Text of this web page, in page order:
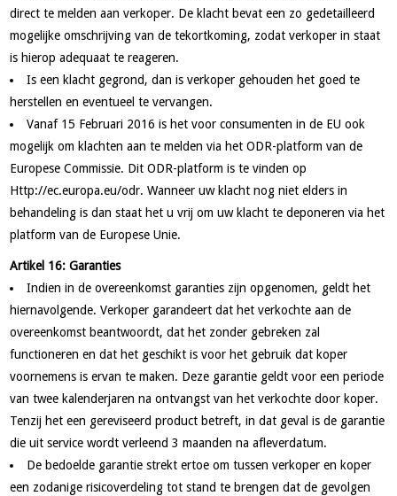
direct te melden aan verkoper. De klacht bevat een zo gedetailleerd
mogelijke omschrijving van de tekortkoming, zodat verkoper in staat
is hierop adequaat te reageren.
Is een klacht gegrond, dan is verkoper gehouden het goed te
herstellen en eventueel te vervangen.
Vanaf 15 Februari 2016 is het voor consumenten in de EU ook
mogelijk om klachten aan te melden via het ODR-platform van de
Europese Commissie. Dit ODR-platform is te vinden op
Http://ec.europa.eu/odr. Wanneer uw klacht nog niet elders in
behandeling is dan staat het u vrij om uw klacht te deponeren via het
platform van de Europese Unie.
Artikel 16: Garanties
Indien in de overeenkomst garanties zijn opgenomen, geldt het
hiernavolgende. Verkoper garandeert dat het verkochte aan de
overeenkomst beantwoordt, dat het zonder gebreken zal
functioneren en dat het geschikt is voor het gebruik dat koper
voornemens is ervan te maken. Deze garantie geldt voor een periode
van twee kalenderjaren na ontvangst van het verkochte door koper.
Tenzij het een gereviseerd product betreft, in dat geval is de garantie
die uit service wordt verleend 3 maanden na afleverdatum.
De bedoelde garantie strekt ertoe om tussen verkoper en koper
een zodanige risicoverdeling tot stand te brengen dat de gevolgen